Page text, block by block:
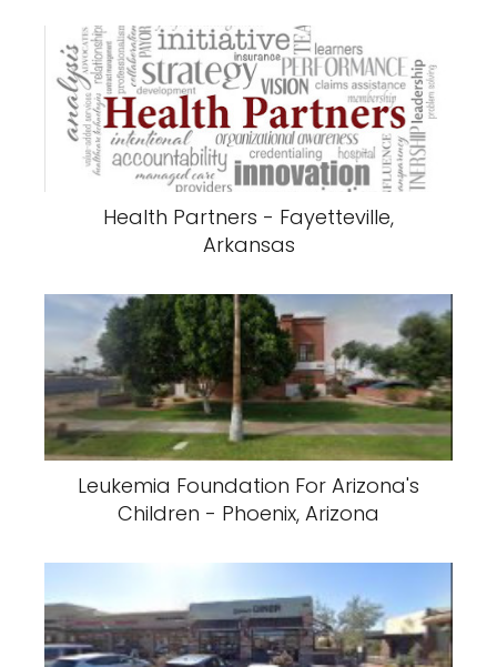
Health Partners - Fayetteville,
Arkansas
Leukemia Foundation For Arizona's
Children - Phoenix, Arizona